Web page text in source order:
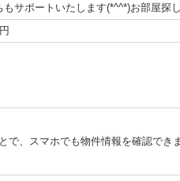
サポートいたします(*^^*)お部屋探
で、スマホでも物件情報を確認でき